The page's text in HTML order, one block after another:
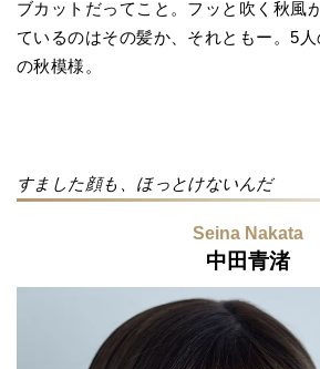
ブカットだってこと。フッと吹く秋風
ているのはその髪か、それともー。5
の秋模様。
すました顔も、ほっとけないんだ
Seina Nakata
中田青渚